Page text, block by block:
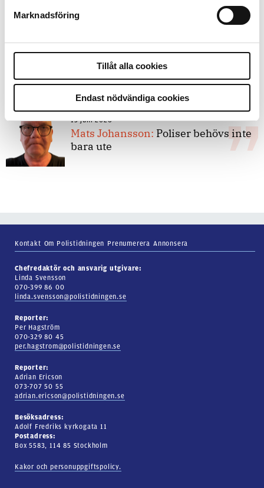
Marknadsföring
Tillåt alla cookies
Endast nödvändiga cookies
Debatt:Med för höga krav på evidens
kan polisen inte göra något alls
15 juni 2026
Mats Johansson: Poliser behövs inte
bara ute
Kontakt Om Polistidningen Prenumerera Annonsera
Chefredaktör och ansvarig utgivare:
Linda Svensson
070-399 86 00
linda.svensson@polistidningen.se
Reporter:
Per Hagström
070-329 80 45
per.hagstrom@polistidningen.se
Reporter:
Adrian Ericson
073-707 50 55
adrian.ericson@polistidningen.se
Besöksadress:
Adolf Fredriks kyrkogata 11
Postadress:
Box 5583, 114 85 Stockholm
Kakor och personuppgiftspolicy.